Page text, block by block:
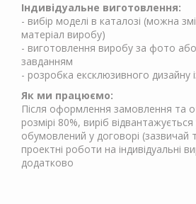
Індивідуальне виготовлення:
- вибір моделі в каталозі (можна
матеріал виробу)
- виготовлення виробу за фото
завданням
- розробка ексклюзивного дизайну
Як ми працюємо:
Після оформлення замовлення та
розмірі 80%, виріб
обумовлений у договорі (зазвичай
проектні роботи на індивідуальні
додатково